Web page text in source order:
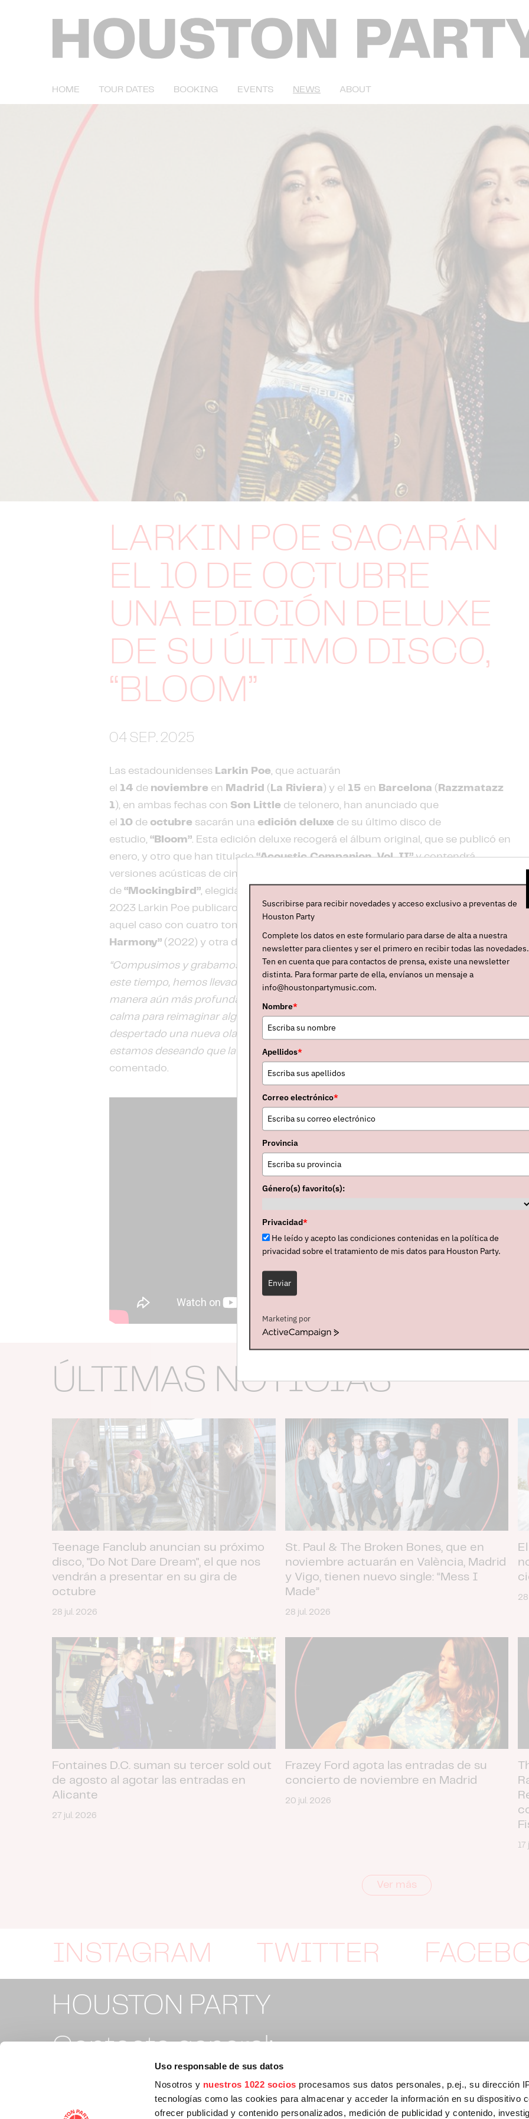
Uso responsable de sus datos
Nosotros y nuestros 1022 socios procesamos sus datos personales, p.ej., su dirección
tecnologías como las cookies para almacenar y acceder la información en su dispositivo
ofrecer publicidad y contenido personalizados, medición de publicidad y contenido,
HOME TOUR DATES BOOKING EVENTS NEWS ABOUT
LARKIN POE SACARÁN
EL 10 DE OCTUBRE
UNA EDICIÓN DELUXE
DE SU ÚLTIMO DISCO,
“BLOOM”
04 SEP. 2025
Las estadounidenses Larkin Poe, que actuarán
el 14 de noviembre en Madrid ( La Riviera) y el 15 en Barcelona ( Razzmatazz
1), en ambas fechas con Son Little de telonero, han anunciado que
el 10 de octubre sacarán una edición deluxe de su último disco de
estudio,“Bloom”. Esta edición deluxe recogerá el álbum original, que se publicó en
enero, y otro que han titulado“Acoustic Companion, Vol. II”y contendrá
versiones acústicas de cinco de las canciones de
de“Mockingbird”, elegida como single de adelanto. Sus fans recordarán que en
2023 Larkin Poe publicaron el primer volumen de“Acoustic Companion”, en
aquel caso con cuatro tomas acústicas -tres de temas de su disco”
Harmony” (2022) y otra de uno de
“Compusimos y grabamos ‘Bloom’ hace año y medio a toda velocidad. Durante
este tiempo, hemos llevado sus canciones de gira y las hemos conocido de una
manera aún más profunda y personal. Haber podido encontrar un momento de
calma para reimaginar algunas de nuestras canciones favoritas de ese disco, ha
despertado una nueva ola de renacimiento en nuestras almas creativas y
estamos deseando que la gente experimente el resurgimiento de ‘Bloom’”
comentado.
ÚLTIMAS NOTICIAS
Teenage Fanclub anuncian su próximo
disco, "Do Not Dare Dream", el que nos
vendrán a presentar en su gira de
octubre
28 jul. 2026
St. Paul & The Broken Bones, que en
noviembre actuarán en València, Madrid
y Vigo, tienen nuevo single: “Mess I
Made”
28 jul. 2026
Fontaines D.C. suman su tercer sold out
de agosto al agotar las entradas en
Alicante
27 jul. 2026
Frazey Ford agota las entradas de su
concierto de noviembre en Madrid
20 jul. 2026
17
Ver más
INSTAGRAM TWITTER
HOUSTON PARTY
Contacto general:
info@houstonpartymusic.com
Suscribirse para recibir novedades y acceso exclusivo a preventas de
Houston Party
Complete los datos en este formulario para darse de alta a nuestra
newsletter para clientes y ser el primero en recibir todas las novedades.
Ten en cuenta que para contactos de prensa, existe una newsletter
distinta. Para formar parte de ella, envíanos un mensaje a
info@houstonpartymusic.com.
Nombre*
Apellidos*
Correo electrónico*
Provincia
Género(s) favorito(s):
Privacidad*
He leído y acepto las condiciones contenidas en la política de
privacidad sobre el tratamiento de mis datos para Houston Party.
Enviar
Marketing por
ActiveCampaign